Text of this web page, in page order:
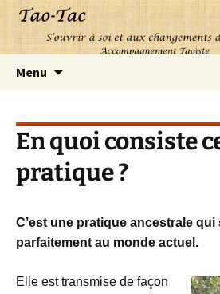
Menu
En quoi consiste
pratique ?
C’est une pratique ancestrale qui
parfaitement au monde actuel.
Elle est transmise de façon